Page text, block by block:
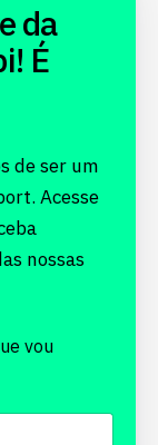
da
É
de ser um
Acesse
nossas
vou